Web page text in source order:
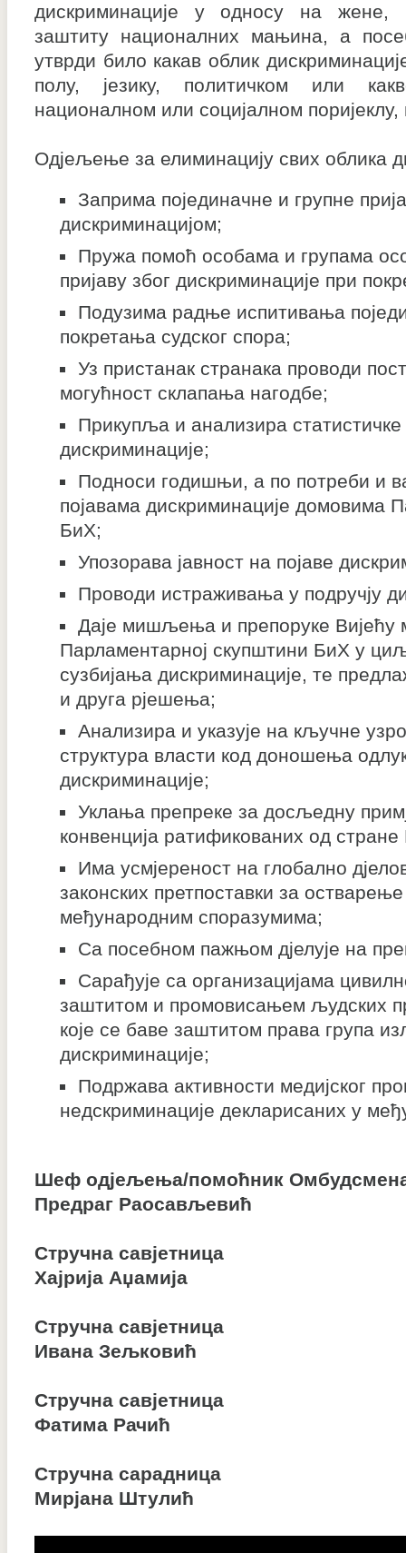
дискриминације у односу на жене,
заштиту националних мањина, а
утврди било какав облик
полу, језику, политичком или
националном или социјалном
Одјељење за елиминацију свих облика
Заприма појединачне и групне
дискриминацијом;
Пружа помоћ особама и групама
пријаву због дискриминације при
Подузима радње испитивања
покретања судског спора;
Уз пристанак странака проводи
могућност склапања нагодбе;
Прикупља и анализира
дискриминације;
Подноси годишњи, а по потреби и
појавама дискриминације домовима
БиХ;
Упозорава јавност на појаве
Проводи истраживања у подручју
Даје мишљења и препоруке Вијећу
Парламентарној скупштини БиХ у
сузбијања дискриминације, те
и друга рјешења;
Анализира и указује на кључне
структура власти код доношења
дискриминације;
Уклања препреке за досљедну
конвенција ратификованих од
Има усмјереност на глобално
законских претпоставки за
међународним споразумима;
Са посебном пажњом дјелује на
Сарађује са организацијама
заштитом и промовисањем људских
које се баве заштитом права група
дискриминације;
Подржава активности медијског
недскриминације декларисаних у
Шеф одјељења/помоћник
Предраг Раосављевић
Стручна савјетница
Хајрија Аџамија
Стручна савјетница
Ивана Зељковић
Стручна савјетница
Фатима Рачић
Стручна сарадница
Мирјана Штулић